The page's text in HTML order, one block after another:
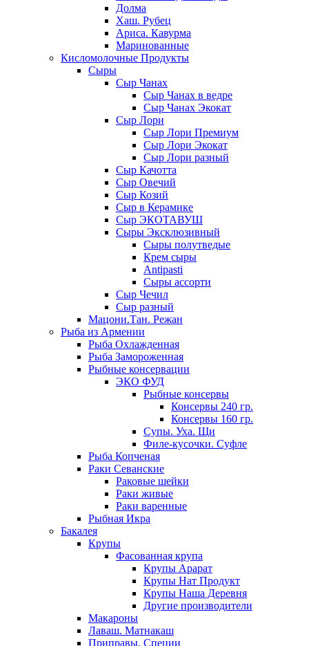
Долма
Хаш. Рубец
Ариса. Кавурма
Маринованные
Кисломолочные Продукты
Сыры
Сыр Чанах
Сыр Чанах в ведре
Сыр Чанах Экокат
Сыр Лори
Сыр Лори Премиум
Сыр Лори Экокат
Сыр Лори разный
Сыр Качотта
Сыр Овечий
Сыр Козий
Сыр в Керамике
Сыр ЭКОТАВУШ
Сыры Эксклюзивный
Сыры полутведые
Крем сыры
Antipasti
Сыры ассорти
Сыр Чечил
Сыр разный
Мацони.Тан. Режан
Рыба из Армении
Рыба Охлажденная
Рыба Замороженная
Рыбные консервации
ЭКО ФУД
Рыбные консервы
Консервы 240 гр.
Консервы 160 гр.
Супы. Уха. Щи
Филе-кусочки. Суфле
Рыба Копченая
Раки Севанские
Раковые шейки
Раки живые
Раки варенные
Рыбная Икра
Бакалея
Крупы
Фасованная крупа
Крупы Арарат
Крупы Нат Продукт
Крупы Наша Деревня
Другие производители
Макароны
Лаваш. Матнакаш
Приправы. Специи